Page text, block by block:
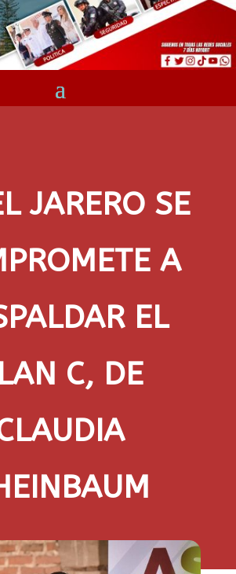
JARERO SE
A
EL
C, DE